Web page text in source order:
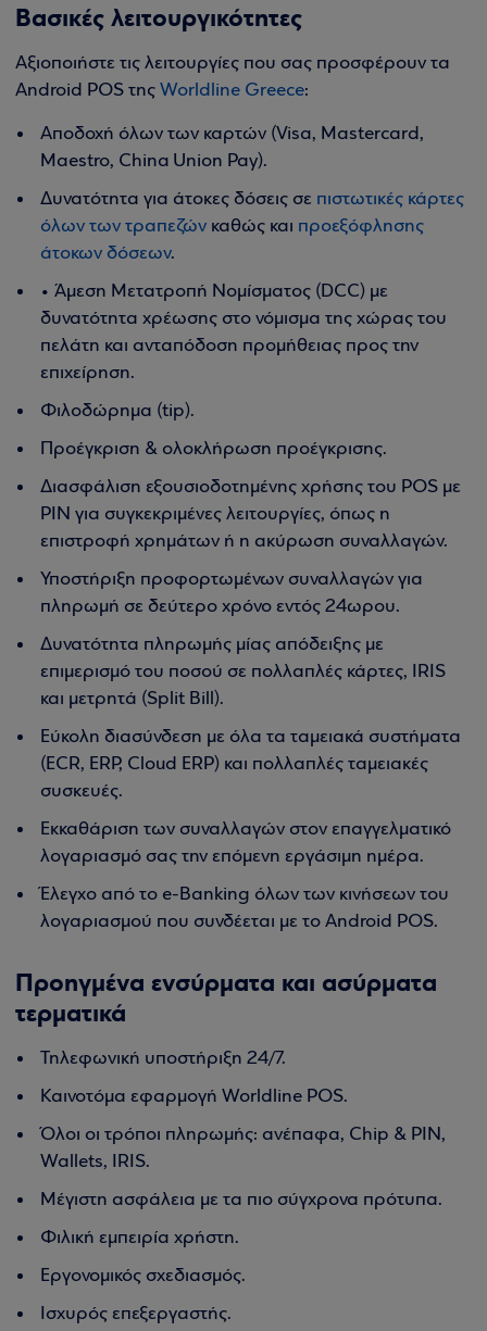
Βασικές λειτουργικότητες
Αξιοποιήστε τις λειτουργίες που σας προσφέρουν τα
Android POS της Worldline Greece:
Αποδοχή όλων των καρτών (Visa, Mastercard,
Maestro, China Union Pay).
Δυνατότητα για άτοκες δόσεις σε πιστωτικές κάρτες
όλων των τραπεζών καθώς και προεξόφλησης
άτοκων δόσεων.
• Άμεση Μετατροπή Νομίσματος (DCC) με
δυνατότητα χρέωσης στο νόμισμα της χώρας του
πελάτη και ανταπόδοση προμήθειας προς την
επιχείρηση.
Φιλοδώρημα (tip).
Προέγκριση & ολοκλήρωση προέγκρισης.
Διασφάλιση εξουσιοδοτημένης χρήσης του POS με
PIN για συγκεκριμένες λειτουργίες, όπως η
επιστροφή χρημάτων ή η ακύρωση συναλλαγών.
Υποστήριξη προφορτωμένων συναλλαγών για
πληρωμή σε δεύτερο χρόνο εντός 24ωρου.
Δυνατότητα πληρωμής μίας απόδειξης με
επιμερισμό του ποσού σε πολλαπλές κάρτες, IRIS
και μετρητά (Split Bill).
Εύκολη διασύνδεση με όλα τα ταμειακά συστήματα
(ECR, ERP, Cloud ERP) και πολλαπλές ταμειακές
συσκευές.
Εκκαθάριση των συναλλαγών στον επαγγελματικό
λογαριασμό σας την επόμενη εργάσιμη ημέρα.
Έλεγχο από το e-Banking όλων των κινήσεων του
λογαριασμού που συνδέεται με το Android POS.
Προηγμένα ενσύρματα και ασύρματα
τερματικά
Τηλεφωνική υποστήριξη 24/7.
Καινοτόμα εφαρμογή Worldline POS.
Όλοι οι τρόποι πληρωμής: ανέπαφα, Chip & PIN,
Wallets, IRIS.
Μέγιστη ασφάλεια με τα πιο σύγχρονα πρότυπα.
Φιλική εμπειρία χρήστη.
Εργονομικός σχεδιασμός.
Ισχυρός επεξεργαστής.